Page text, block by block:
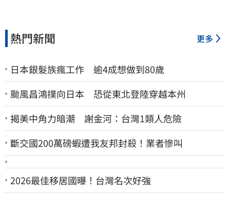
熱門新聞 更多
日本銀髮族瘋工作 逾4成想做到80歲
颱風昌鴻撲向日本 恐從東北登陸穿越本州
揭美中角力暗潮 謝金河：台灣1類人危險
斷交國200萬磅蝦遭我友邦封殺！業者慘叫
2026最佳移居國曝！台灣名次好強